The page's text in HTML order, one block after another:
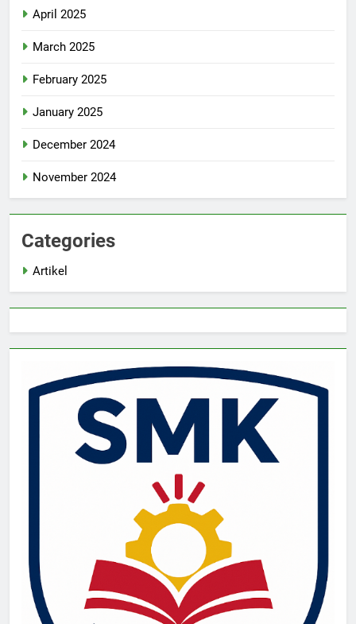
April 2025
March 2025
February 2025
January 2025
December 2024
November 2024
Categories
Artikel